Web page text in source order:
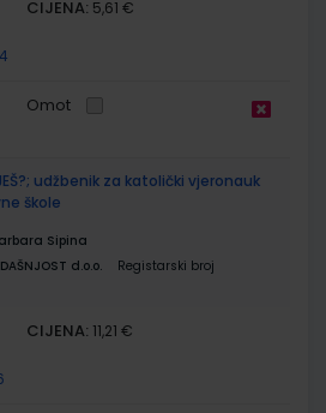
CIJENA: 5,61 €
Omot
udžbenik za katolički vjeronauk
škole
Sipina
d.o.o.
Registarski broj
CIJENA: 11,21 €